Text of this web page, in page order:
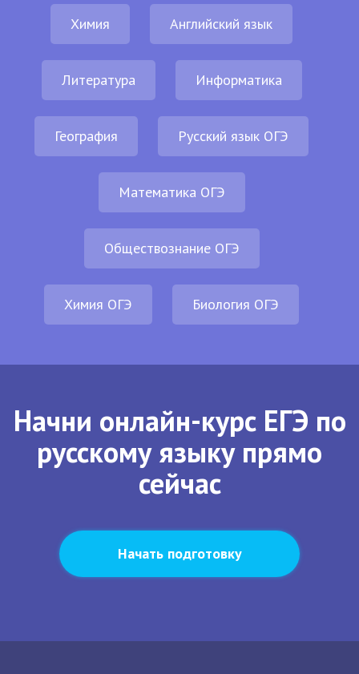
Химия Английский язык
Литература Информатика
География Русский язык ОГЭ
Математика ОГЭ
Обществознание ОГЭ
Химия ОГЭ Биология ОГЭ
Начни онлайн-курс ЕГЭ по
русскому языку прямо
сейчас
Начать подготовку